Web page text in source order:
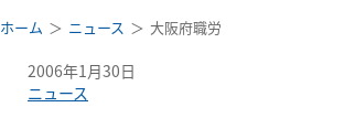
ホーム ニュース 大阪府職労
2006年1月30日
ニュース